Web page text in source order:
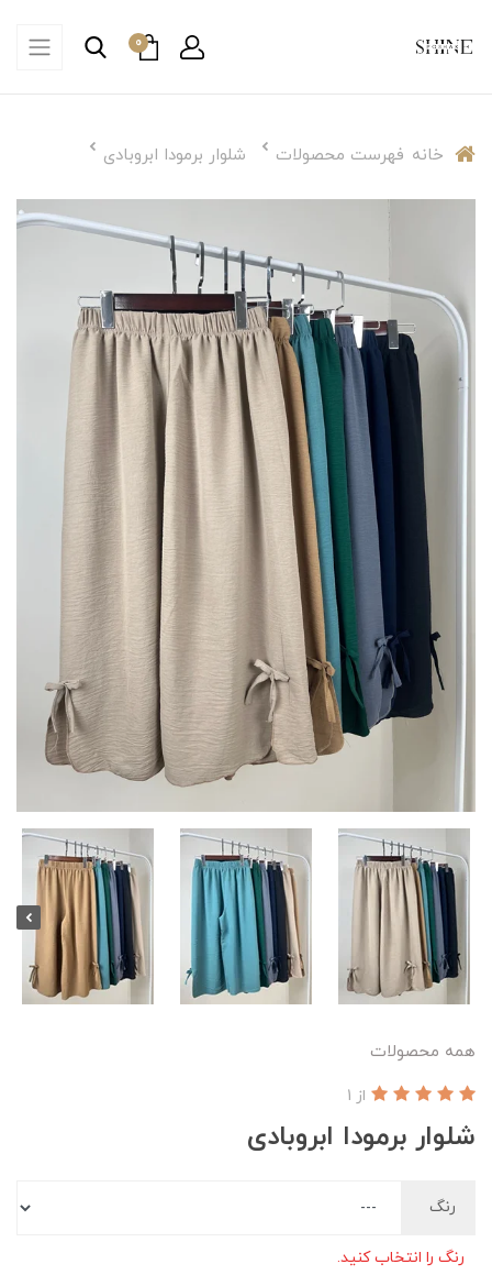
0
خانه فهرست محصولات شلوار برمودا ابروبادی
همه محصولات
شلوار برمودا ابروبادی
از 1
رنگ
رنگ را انتخاب کنید.